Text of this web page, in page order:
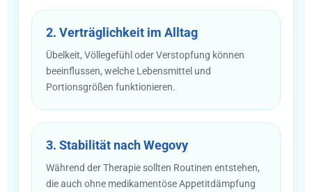
2. Verträglichkeit im Alltag
Übelkeit, Völlegefühl oder Verstopfung können
beeinflussen, welche Lebensmittel und
Portionsgrößen funktionieren.
3. Stabilität nach Wegovy
Während der Therapie sollten Routinen entstehen,
die auch ohne medikamentöse Appetitdämpfung